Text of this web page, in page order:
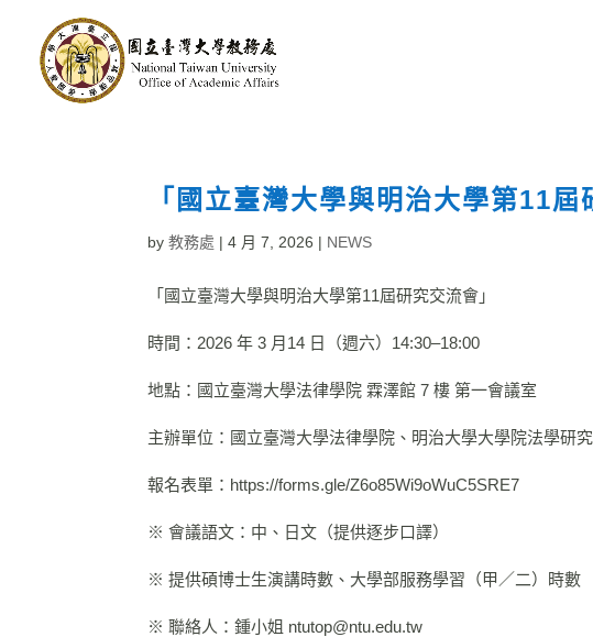
「國立臺灣大學與明治大學第11屆
by教務處 |4 月 7, 2026 | NEWS
「國立臺灣大學與明治大學第11屆研究交流會」
時間： 2026年 3 月 14 日（週六） 14:30–18:00
地點：國立臺灣大學法律學院 霖澤館 7樓 第一會議室
主辦單位：國立臺灣大學法律學院、明治大學大學院法學研
報名表單： https://forms.gle/Z6o85Wi9oWuC5SRE7
※ 會議語文：中、日文（提供逐步口譯）
※ 提供碩博士生演講時數、大學部服務學習（甲／二）時數
※ 聯絡人：鍾小姐 ntutop@ntu.edu.tw